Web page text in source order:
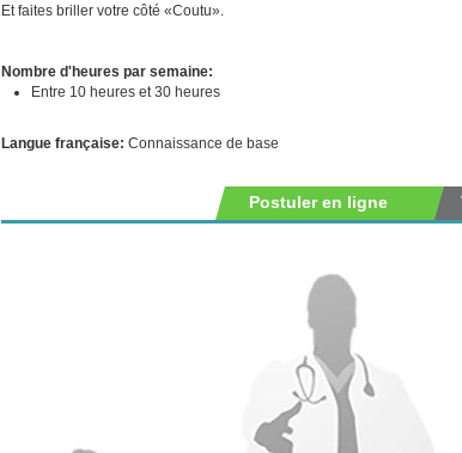
Et faites briller votre côté «Coutu».
Nombre d'heures par semaine:
Entre 10 heures et 30 heures
Langue française: Connaissance de base
Postuler en ligne